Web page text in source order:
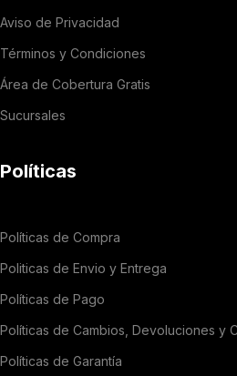
Aviso de Privacidad
Términos y Condiciones
Área de Cobertura Gratis
Sucursales
Políticas
Políticas de Compra
Politicas de Envio y Entrega
Políticas de Pago
Políticas de Cambios, Devoluciones y
Políticas de Garantía